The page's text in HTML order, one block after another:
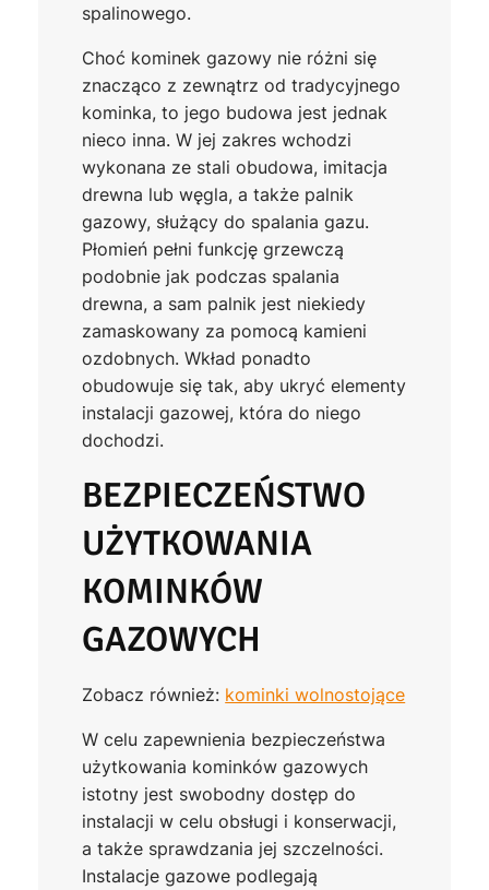
spalinowego.
Choć kominek gazowy nie różni się
znacząco z zewnątrz od tradycyjnego
kominka, to jego budowa jest jednak
nieco inna. W jej zakres wchodzi
wykonana ze stali obudowa, imitacja
drewna lub węgla, a także palnik
gazowy, służący do spalania gazu.
Płomień pełni funkcję grzewczą
podobnie jak podczas spalania
drewna, a sam palnik jest niekiedy
zamaskowany za pomocą kamieni
ozdobnych. Wkład ponadto
obudowuje się tak, aby ukryć elementy
instalacji gazowej, która do niego
dochodzi.
BEZPIECZEŃSTWO
UŻYTKOWANIA
KOMINKÓW
GAZOWYCH
Zobacz również: kominki wolnostojące
W celu zapewnienia bezpieczeństwa
użytkowania kominków gazowych
istotny jest swobodny dostęp do
instalacji w celu obsługi i konserwacji,
a także sprawdzania jej szczelności.
Instalacje gazowe podlegają